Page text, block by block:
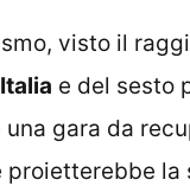
visto il
e del sesto
una gara da